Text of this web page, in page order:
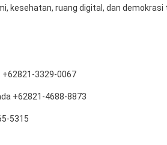
kesehatan, ruang digital, dan
3329-0067
+62821-4688-8873
5315